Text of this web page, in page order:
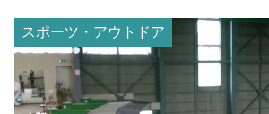
スポーツ・アウトドア